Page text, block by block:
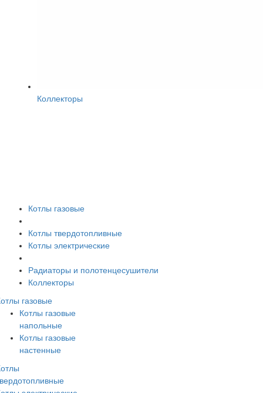
Коллекторы
Котлы газовые
Котлы твердотопливные
Котлы электрические
Радиаторы и полотенцесушители
Коллекторы
газовые
Котлы газовые
напольные
Котлы газовые
настенные